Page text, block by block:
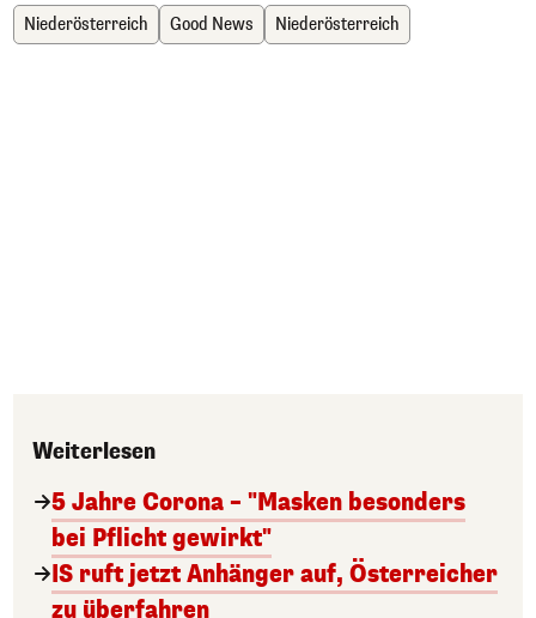
Niederösterreich Good News Niederösterreich
Weiterlesen
5 Jahre Corona – "Masken besonders
bei Pflicht gewirkt"
IS ruft jetzt Anhänger auf, Österreicher
zu überfahren